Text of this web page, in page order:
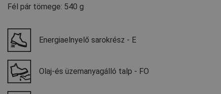
Fél pár tömege: 540 g
Energiaelnyelő sarokrész - E
Olaj-és üzemanyagálló talp - FO